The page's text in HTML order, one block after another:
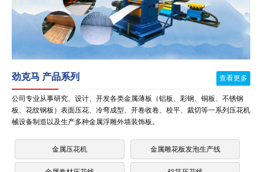
劲克马 产品系列 查看更多
公司专业从事研究、设计、开发各类金属薄板（铝板、彩钢、铜板、不锈钢
板、花纹钢板）表面压花、冷弯成型、开卷收卷、校平、裁切等一系列压花机
械设备制造以及生产多种金属浮雕外墙装饰板。
金属压花机 金属雕花板发泡生产线